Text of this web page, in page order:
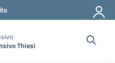
Thiesi